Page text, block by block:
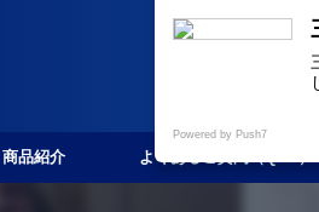
商品紹介 よくあるご質問（Q&A）
Powered by Push7